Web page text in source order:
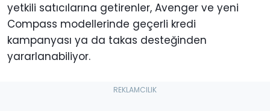
yetkili satıcılarına getirenler, Avenger ve yeni
Compass modellerinde geçerli kredi
kampanyası ya da takas desteğinden
yararlanabiliyor.